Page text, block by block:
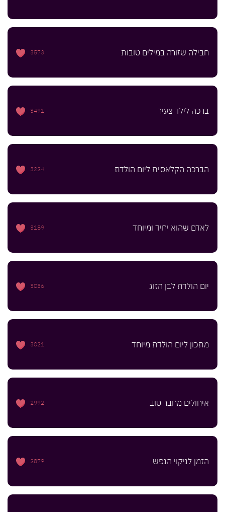
חבילה שזורה במילים טובות 3573
ברכה לילד צעיר 3491
הברכה הקלאסית ליום הולדת 3224
לאדם שהוא יחיד ומיוחד 3189
יום הולדת לבן הזוג 3056
מתכון ליום הולדת מיוחד 3021
איחולים מחבר טוב 2992
הזמן לניקוי הנפש 2879